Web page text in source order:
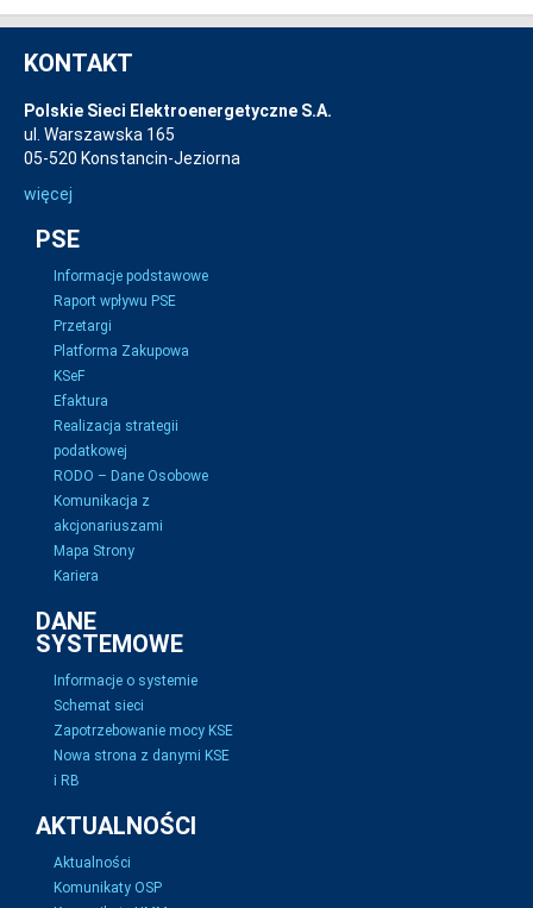
KONTAKT
Polskie Sieci Elektroenergetyczne S.A.
ul. Warszawska 165
05-520 Konstancin-Jeziorna
więcej
PSE
Informacje podstawowe
Raport wpływu PSE
Przetargi
Platforma Zakupowa
KSeF
Efaktura
Realizacja strategii
podatkowej
RODO – Dane Osobowe
Komunikacja z
akcjonariuszami
Mapa Strony
Kariera
DANE
SYSTEMOWE
Informacje o systemie
Schemat sieci
Zapotrzebowanie mocy KSE
Nowa strona z danymi KSE
i RB
AKTUALNOŚCI
Aktualności
Komunikaty OSP